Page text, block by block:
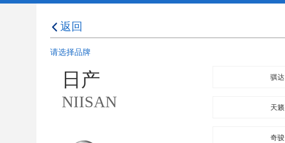
返回
请选择品牌
日产
NIISAN
骐达
天籁
奇骏